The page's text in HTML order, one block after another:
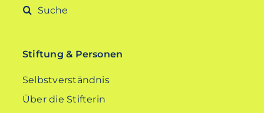
Suche
Stiftung & Personen
Selbstverständnis
Über die Stifterin